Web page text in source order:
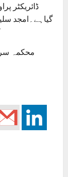
ڈائریکٹر
گیاہے۔امجد
محکمہ